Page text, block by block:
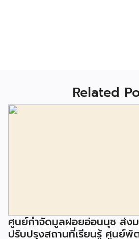
Related
ศูนย์กำจัดมูลฝอยอ่อนนุช ส่งม
ปรับปรุงสถานที่เรียนรู้ ศูนย์พั